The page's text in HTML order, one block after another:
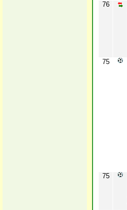
76
75
75